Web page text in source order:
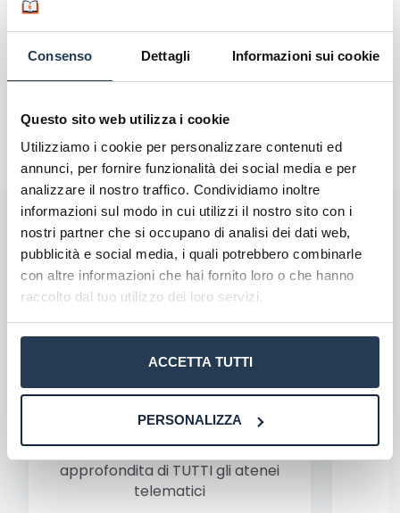
Consenso Dettagli Informazioni sui cookie
Questo sito web utilizza i cookie
Utilizziamo i cookie per personalizzare contenuti ed
annunci, per fornire funzionalità dei social media e per
analizzare il nostro traffico. Condividiamo inoltre
informazioni sul modo in cui utilizzi il nostro sito con i
nostri partner che si occupano di analisi dei dati web,
pubblicità e social media, i quali potrebbero combinarle
con altre informazioni che hai fornito loro o che hanno
raccolto dal tuo utilizzo dei loro servizi.
ACCETTA TUTTI
PERSONALIZZA
La tua email sarà utilizzata per comunicarti se qualcuno risponde al tuo
commento e non sarà pubblicata. Dichiari di avere preso visione e di
accettare quanto previsto dallainformativa privacy. Pubblicando questo
commento dai il consenso affinché un cookie salvi i tuoi dati (nome, email)
Ho letto e acconsento l'informativasulla privacy
Acconsento all'uso dei miei dati da parte di terzi
per finalità di marketing diretto con modalità
automatizzate o tradizionali
conferma e pubblica
Perché rivolgersi ad AteneiOnline.it:
Scegli il meglio PER TE
corso di laurea per le tue esigenze
grazie alla nostra conoscenza
approfondita di TUTTI gli atenei
telematici
ogni